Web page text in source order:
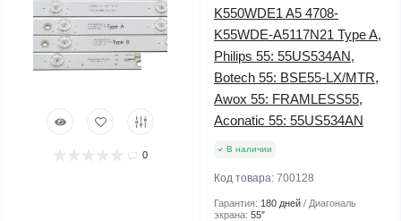
0
K550WDE1 A5 4708-
K55WDE-A5117N21 Type A,
Philips 55: 55US534AN,
Botech 55: BSE55-LX/MTR,
Awox 55: FRAMLESS55,
Aconatic 55: 55US534AN
В наличии
Код товара: 700128
Гарантия: 180 дней
Диагональ
экрана: 55″